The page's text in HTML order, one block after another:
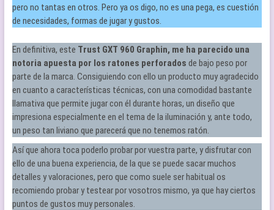
pero no tantas en otros. Pero ya os digo, no es una pega, es cuestión
de necesidades, formas de jugar y gustos.
En definitiva, este Trust GXT 960 Graphin, me ha parecido una
notoria apuesta por los ratones perforados de bajo peso por
parte de la marca. Consiguiendo con ello un producto muy agradecido
en cuanto a características técnicas, con una comodidad bastante
llamativa que permite jugar con él durante horas, un diseño que
impresiona especialmente en el tema de la iluminación y, ante todo,
un peso tan liviano que parecerá que no tenemos ratón.
Así que ahora toca poderlo probar por vuestra parte, y disfrutar con
ello de una buena experiencia, de la que se puede sacar muchos
detalles y valoraciones, pero que como suele ser habitual os
recomiendo probar y testear por vosotros mismo, ya que hay ciertos
puntos de gustos muy personales.